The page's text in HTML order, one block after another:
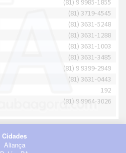
(81) 3719-4545
(81) 3631-5248
(81) 3631-1288
(81) 3631-1003
(81) 3631-3485
(81) 9 9399-2949
(81) 3631-0443
192
(81) 9 9964-3026
Cidades
Aliança